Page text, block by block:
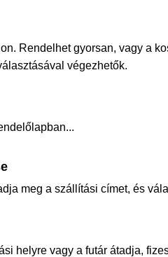
Rendelhet gyorsan, vagy a
végezhetők.
meg a szállítási címet, és
helyre vagy a futár átadja,